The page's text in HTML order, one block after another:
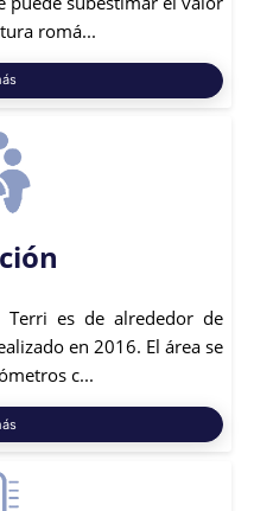
romá...
Terri es de alrededor de
en 2016. El área se
c...